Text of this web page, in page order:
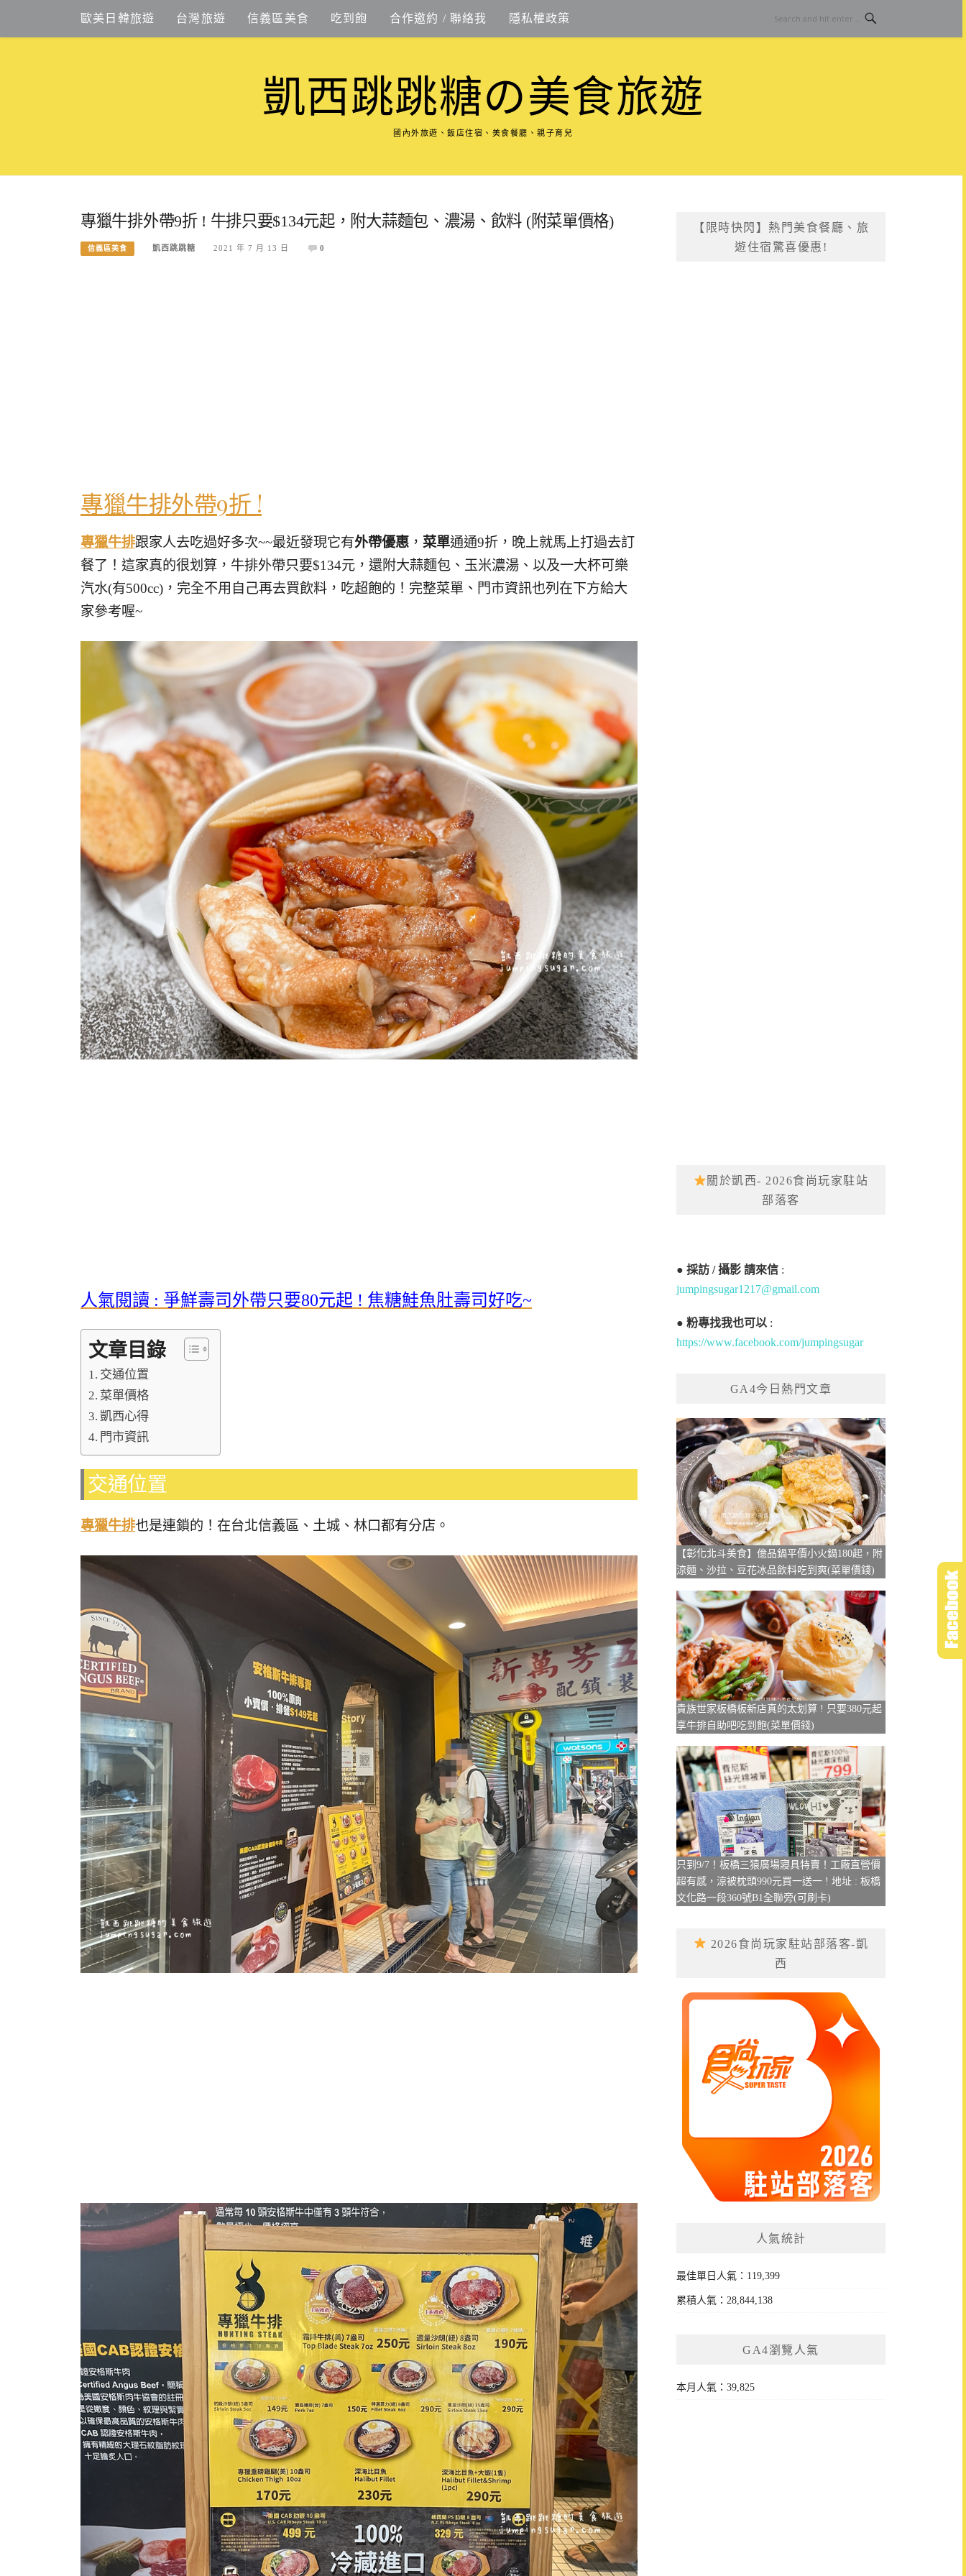
content
歐美日韓旅遊 台灣旅遊 信義區美食 吃到飽 合作邀約 / 聯絡我 隱私權政策
凱西跳跳糖の美食旅遊
國內外旅遊、飯店住宿、美食餐廳、親子育兒
專獵牛排外帶9折 ! 牛排只要$134元起，附大蒜麵包、濃湯、飲料 (附菜單價格)
信義區美食 凱西跳跳糖 2021 年 7 月 13 日 0
專獵牛排外帶9折 !
專獵牛排跟家人去吃過好多次~~最近發現它有外帶優惠 ， 菜單通通9折，晚上就馬上打過去訂
餐了！這家真的很划算，牛排外帶只要$134元，還附大蒜麵包、玉米濃湯、以及一大杯可樂
汽水(有500cc)，完全不用自己再去買飲料，吃超飽的！完整菜單、門市資訊也列在下方給大
家參考喔~
人氣閱讀 : 爭鮮壽司外帶只要80元起 ! 焦糖鮭魚肚壽司好吃~
文章目錄
交通位置
菜單價格
凱西心得
門市資訊
交通位置
專獵牛排也是連鎖的！在台北信義區、土城、林口都有分店。
【限時快閃】熱門美食餐廳、旅
遊住宿驚喜優惠!
關於凱西- 2026食尚玩家駐站
部落客
●採訪 / 攝影 請來信 :
jumpingsugar1217@gmail.com
●粉專找我也可以 :
https://www.facebook.com/jumpingsugar
GA4今日熱門文章
【彰化北斗美食】億品鍋平價小火鍋180起，附
涼麵、沙拉、豆花冰品飲料吃到爽(菜單價錢)
貴族世家板橋板新店真的太划算 ! 只要380元起
享牛排自助吧吃到飽(菜單價錢)
只到9/7！板橋三猿廣場寢具特賣！工廠直營價
超有感，涼被枕頭990元買一送一 ! 地址 : 板橋
文化路一段360號B1全聯旁(可刷卡)
2026食尚玩家駐站部落客-凱
西
人氣統計
最佳單日人氣：119,399
累積人氣：28,844,138
GA4瀏覽人氣
本月人氣：39,825